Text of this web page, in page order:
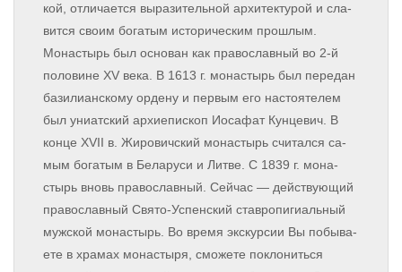
кой, от­ли­ча­ет­ся вы­ра­зи­тель­ной ар­хи­тек­ту­рой и сла­
вит­ся сво­им бо­га­тым ис­то­ри­че­ским про­шлым.
Монастырь был ос­но­ван как пра­во­слав­ный во 2-й
по­ло­ви­не XV ве­ка. В 1613 г. мо­на­стырь был пе­ре­дан
ба­зи­ли­ан­ско­му ор­де­ну и пер­вым его на­сто­я­те­лем
был уни­ат­ский ар­хи­епи­скоп Иоса­фат Кун­це­вич. В
кон­це XVII в. Жи­ро­вич­ский мо­на­стырь счи­тал­ся са­
мым бо­га­тым в Бе­ла­ру­си и Лит­ве. С 1839 г. мо­на­
стырь вновь пра­во­слав­ный. Сейчас — дей­ству­ю­щий
пра­во­слав­ный Свято-Успенский став­ро­пи­ги­аль­ный
муж­ской мо­на­стырь. Во вре­мя экс­кур­сии Вы по­бы­ва­
е­те в хра­мах мо­на­сты­ря, смо­же­те по­кло­нить­ся